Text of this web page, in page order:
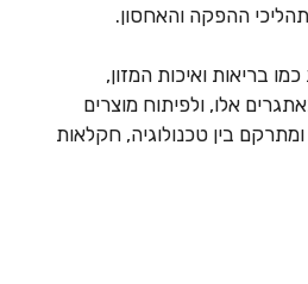
בריאות ואיכות המזון,
אלו, ולפיתוח מוצרים
בין טכנולוגיה, חקלאות